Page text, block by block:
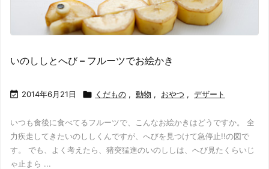
いのししとへび – フルーツでお絵かき
 2014年6月21日  くだもの , 動物 , おやつ , デザート
いつも食後に食べてるフルーツで、こんなお絵かきはどうですか。 全
力疾走してきたいのししくんですが、へびを見つけて急停止!!の図で
す。 でも、よく考えたら、猪突猛進のいのししは、へび見たくらいじ
ゃ止まら ...